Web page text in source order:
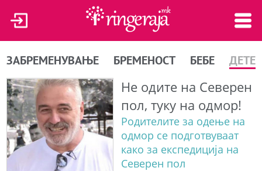
ЗАБРЕМЕНУВАЊЕ БРЕМЕНОСТ БЕБЕ ДЕТЕ
Не одите на Северен
пол, туку на одмор!
Родителите за одење на
одмор се подготвуваат
како за експедиција на
Северен пол